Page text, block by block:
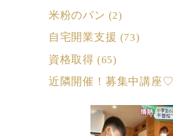
米粉のパン (2)
自宅開業支援 (73)
資格取得 (65)
近隣開催！募集中講座♡